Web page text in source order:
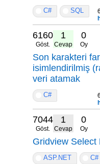
C# SQL
6160
Göst.
1
Cevap
0
Oy
Son karakteri
isimlendirilmiş
veri atamak
C#
7044
Göst.
1
Cevap
0
Oy
Gridview Select
ASP.NET C#